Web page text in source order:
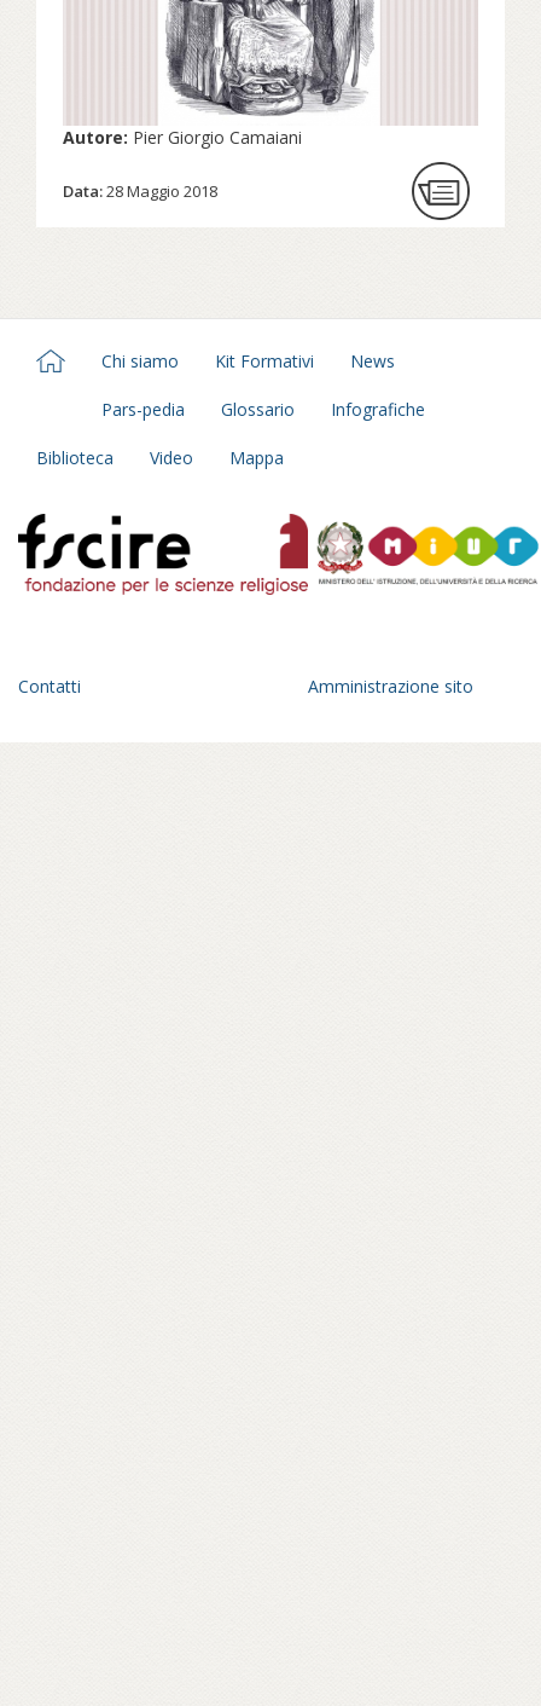
Autore: Pier Giorgio Camaiani
Data:28 Maggio 2018
Chi siamo Kit Formativi News
Pars-pedia Glossario Infografiche
Biblioteca Video Mappa
Contatti Amministrazione sito